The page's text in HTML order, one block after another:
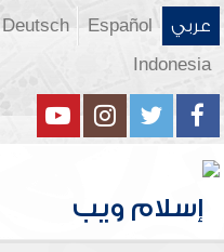
عربي Español
Deutsch
Indonesia